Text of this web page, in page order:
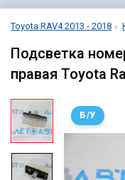
Toyota RAV4 2013 - 2018
Подсветка
правая Toyota
Б/У